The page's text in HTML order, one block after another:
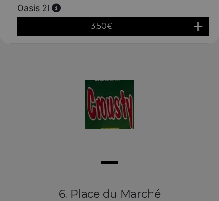
Oasis 2l
3.50€
6, Place du Marché